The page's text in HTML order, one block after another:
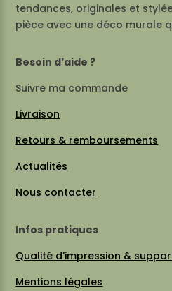
tendances, originales et
pièce avec une déco murale
Besoin d’aide ?
Suivre ma commande
Livraison
Retours & remboursements
Actualités
Nous contacter
Infos pratiques
Qualité d’impression &
Mentions légales